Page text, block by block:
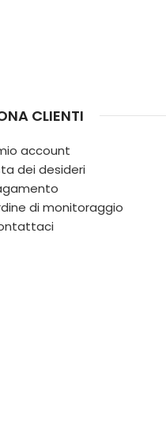
CLIENTI
account
dei desideri
di monitoraggio